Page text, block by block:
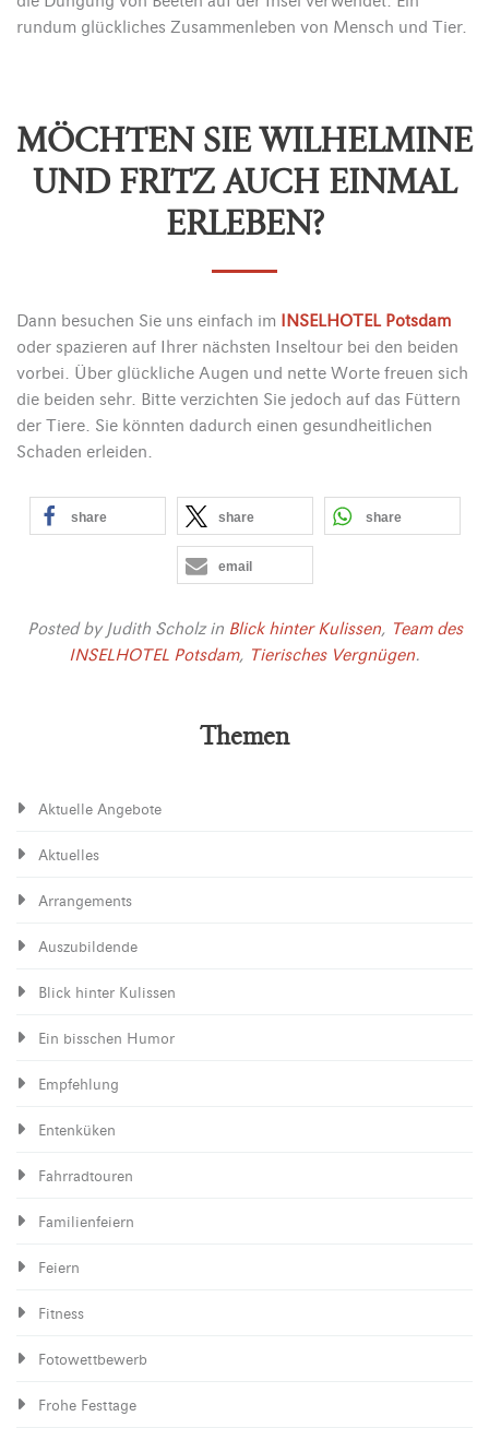
rundum glückliches Zusammenleben von Mensch und Tier.
MÖCHTEN SIE WILHELMINE
UND FRITZ AUCH EINMAL
ERLEBEN?
Dann besuchen Sie uns einfach im INSELHOTEL Potsdam
oder spazieren auf Ihrer nächsten Inseltour bei den beiden
vorbei. Über glückliche Augen und nette Worte freuen sich
die beiden sehr. Bitte verzichten Sie jedoch auf das Füttern
der Tiere. Sie könnten dadurch einen gesundheitlichen
Schaden erleiden.
share share share
email
Posted by Judith Scholzin Blick hinter Kulissen, Team des
INSELHOTEL Potsdam, Tierisches Vergnügen.
Themen
Aktuelle Angebote
Aktuelles
Arrangements
Auszubildende
Blick hinter Kulissen
Ein bisschen Humor
Empfehlung
Entenküken
Fahrradtouren
Familienfeiern
Feiern
Fitness
Fotowettbewerb
Frohe Festtage